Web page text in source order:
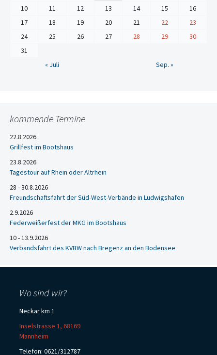
10
11 12 13 14 15
16
17
18 19 20 21 22
23
24
25 26 27 28 29
30
31
« Juli
Sep. »
kommende Termine
22.8.2026
Grillfest im Bootshaus
23.8.2026
Tagestour auf Rhein oder Altrhein
28 - 30.8.2026
Freundschaftsfahrt der Süd-West-Verbände in Ludwigshafen
2.9.2026
Federweißerfest der MKG im Bootshaus
10 - 13.9.2026
Verbandsfahrt des KVBW nach Bregenz an den Bodensee
Wo sind wir?
Neckar km 1
Inselstrasse 1, 68169
Mannheim
Telefon: 0621/312787